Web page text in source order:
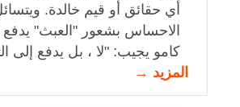
أي حقائق أو قيم خالدة.
الاحساس بشعور "العبث" يدفع
كامو يجيب: "لا ، بل يدفع إلى
المزيد →